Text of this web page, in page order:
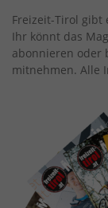
Freizeit-Tirol gibt
Ihr könnt das
abonnieren oder
mitnehmen. Alle